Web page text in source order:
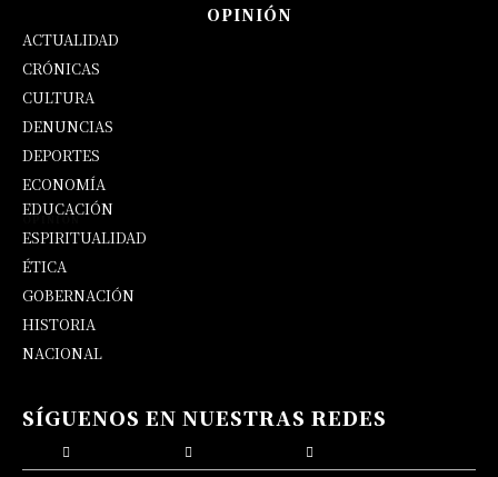
OPINIÓN
ACTUALIDAD
CRÓNICAS
CULTURA
DENUNCIAS
DEPORTES
ECONOMÍA
EDUCACIÓN
ESPIRITUALIDAD
ÉTICA
GOBERNACIÓN
HISTORIA
NACIONAL
SÍGUENOS EN NUESTRAS REDES